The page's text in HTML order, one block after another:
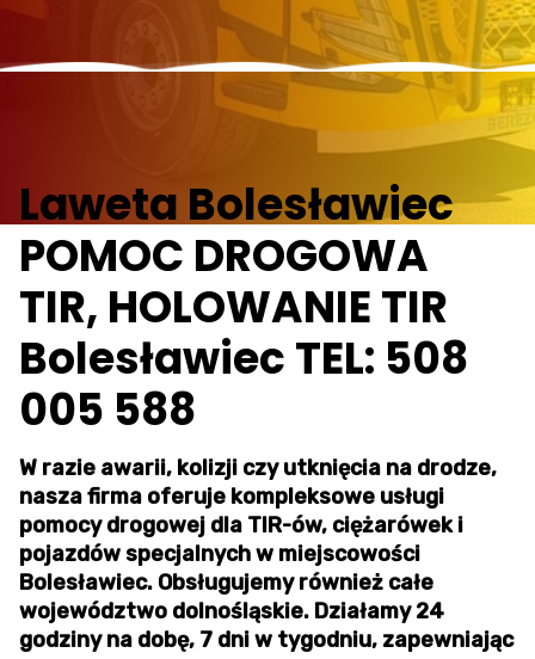
Laweta Bolesławiec
POMOC DROGOWA
TIR, HOLOWANIE TIR
Bolesławiec TEL: 508
005 588
W razie awarii, kolizji czy utknięcia na drodze,
nasza firma oferuje kompleksowe usługi
pomocy drogowej dla TIR-ów, ciężarówek i
pojazdów specjalnych w miejscowości
Bolesławiec. Obsługujemy również całe
województwo dolnośląskie. Działamy 24
godziny na dobę, 7 dni w tygodniu, zapewniając